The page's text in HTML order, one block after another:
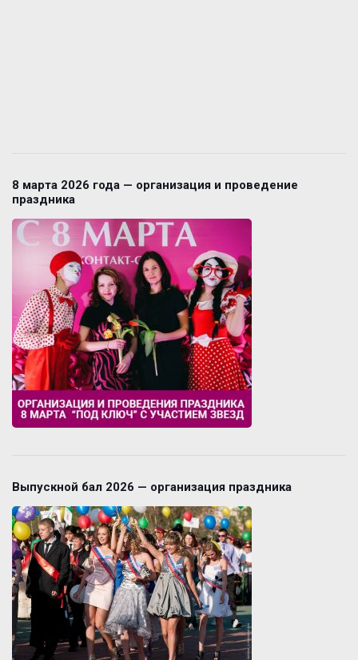
8 марта 2026 года — организация и проведение
праздника
Выпускной бал 2026 — организация праздника